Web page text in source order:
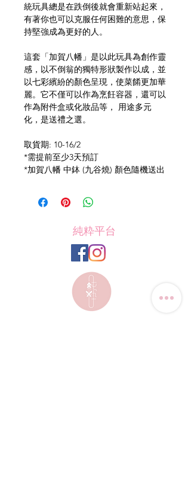
統玩具總是在跌倒後就會重新站起來，
有著你也可以克服任何困難的意思，保
持堅強成為更好的人。
這套「加賀八幡」是以此玩具為創作靈
感，以不倒翁的獨特形狀製作以成，並
以七彩繽紛的顏色呈現，使菜餚更加華
麗。它不僅可以作為烹飪容器，還可以
作為附件盒或化妝品等， 用途多元
化，是送禮之選。
取貨期: 10-16/2
*需提前至少3天預訂
*加賀八幡 中鉢 (九谷燒) 顏色隨機送出
純粋平台